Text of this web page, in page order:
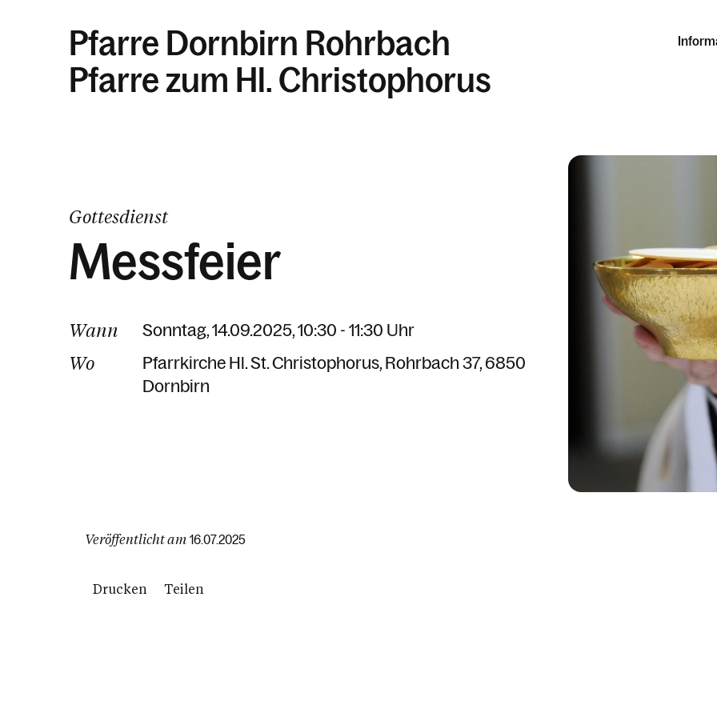
Pfarre Dornbirn Rohrbach
Pfarre zum Hl. Christophorus
Gottesdienst
Messfeier
Wann Sonntag, 14.09.2025, 10:30 - 11:30 Uhr
Wo Pfarrkirche Hl. St. Christophorus Rohrbach 37 6850
Dornbirn
Veröffentlicht am 16.07.2025
Drucken Teilen